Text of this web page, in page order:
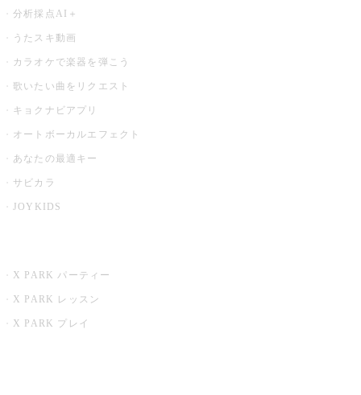
分析採点AI＋
うたスキ動画
カラオケで楽器を弾こう
歌いたい曲をリクエスト
キョクナビアプリ
オートボーカルエフェクト
あなたの最適キー
サビカラ
JOYKIDS
X PARK パーティー
X PARK レッスン
X PARK プレイ